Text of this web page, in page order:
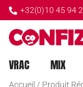
+32(0)10 45 94
CONFIZZ
VRAC MIX
Accueil / Produit